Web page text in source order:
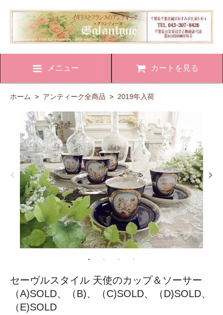
メニュー カートを見る
ホーム > アンティーク全商品 > 2019年入荷
セーヴルスタイル 天使のカップ＆ソーサー
（A)SOLD、（B)、（C)SOLD、（D)SOLD、
（E)SOLD